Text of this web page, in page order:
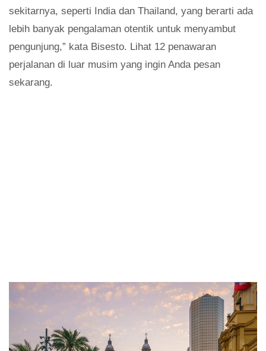
sekitarnya, seperti India dan Thailand, yang berarti ada
lebih banyak pengalaman otentik untuk menyambut
pengunjung,” kata Bisesto. Lihat 12 penawaran
perjalanan di luar musim yang ingin Anda pesan
sekarang.